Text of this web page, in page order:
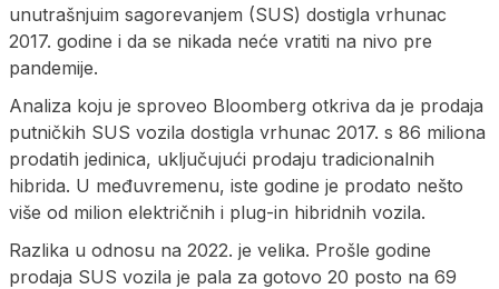
unutrašnjuim sagorevanjem (SUS) dostigla vrhunac
2017. godine i da se nikada neće vratiti na nivo pre
pandemije.
Analiza koju je sproveo Bloomberg otkriva da je prodaja
putničkih SUS vozila dostigla vrhunac 2017. s 86 miliona
prodatih jedinica, uključujući prodaju tradicionalnih
hibrida. U međuvremenu, iste godine je prodato nešto
više od milion električnih i plug-in hibridnih vozila.
Razlika u odnosu na 2022. je velika. Prošle godine
prodaja SUS vozila je pala za gotovo 20 posto na 69